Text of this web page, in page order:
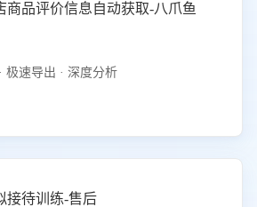
商品评价信息自动获取-八爪鱼
极速导出 · 深度分析
接待训练-售后